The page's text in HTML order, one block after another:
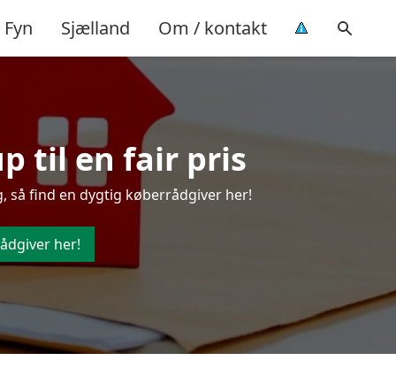
Fyn Sjælland Om / kontakt
til en fair pris
så find en dygtig køberrådgiver her!
her!